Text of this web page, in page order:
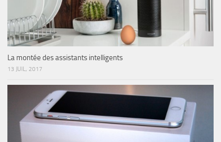
La montée des assistants intelligents
13 JUIL, 2017